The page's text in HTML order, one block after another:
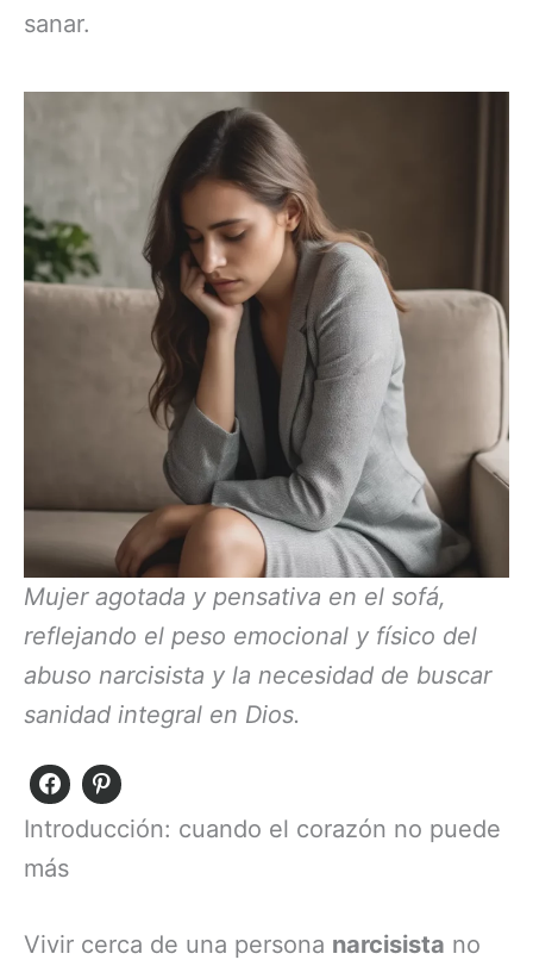
sanar.
Mujer agotada y pensativa en el sofá,
reflejando el peso emocional y físico del
abuso narcisista y la necesidad de buscar
sanidad integral en Dios.
Introducción: cuando el corazón no puede
más
Vivir cerca de una persona narcisista no